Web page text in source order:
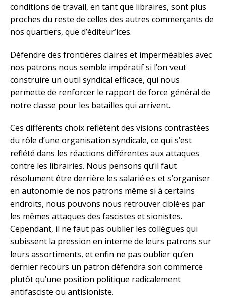
conditions de travail, en tant que libraires, sont plus
proches du reste de celles des autres commerçants de
nos quartiers, que d’éditeur’ices.
Défendre des frontières claires et imperméables avec
nos patrons nous semble impératif si l’on veut
construire un outil syndical efficace, qui nous
permette de renforcer le rapport de force général de
notre classe pour les batailles qui arrivent.
Ces différents choix reflètent des visions contrastées
du rôle d’une organisation syndicale, ce qui s’est
reflété dans les réactions différentes aux attaques
contre les librairies. Nous pensons qu’il faut
résolument être derrière les salarié·e·s et s’organiser
en autonomie de nos patrons même si à certains
endroits, nous pouvons nous retrouver ciblé·es par
les mêmes attaques des fascistes et sionistes.
Cependant, il ne faut pas oublier les collègues qui
subissent la pression en interne de leurs patrons sur
leurs assortiments, et enfin ne pas oublier qu’en
dernier recours un patron défendra son commerce
plutôt qu’une position politique radicalement
antifasciste ou antisioniste.